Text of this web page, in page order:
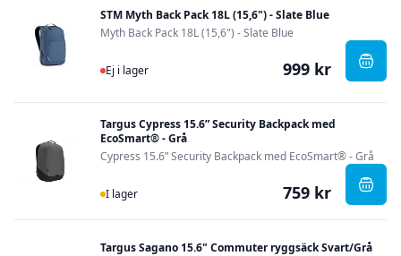
STM Myth Back Pack 18L (15,6") - Slate Blue
Myth Back Pack 18L (15,6") - Slate Blue
Ej i lager
Ej i lager 999 kr ,
Targus Cypress 15.6” Security Backpack med
EcoSmart® - Grå
Cypress 15.6” Security Backpack med EcoSmart® - Grå
I Lager
I lager 759 kr ,
Targus Sagano 15.6" Commuter ryggsäck Svart/Grå